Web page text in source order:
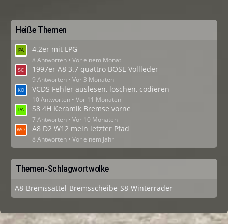
Heiße Themen
4.2er mit LPG
8 Antworten Vor einem Monat
1997er A8 3.7 quattro BOSE Vollleder
9 Antworten Vor 3 Monaten
VCDS Fehler auslesen, löschen, codieren
10 Antworten Vor 11 Monaten
S8 4H Keramik Bremse vorne
7 Antworten Vor 10 Monaten
A8 D2 W12 mein letzter Pfad
8 Antworten Vor einem Jahr
Themen-Schlagwortwolke
A8 Bremssattel Bremsscheibe S8 Winterräder